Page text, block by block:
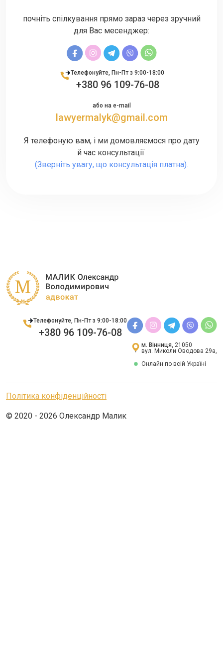
почніть спілкування прямо зараз через зручний
для Вас месенджер:
Телефонуйте, Пн-Пт з 9:00-18:00
+380 96 109-76-08
або на e-mail
lawyermalyk@gmail.com
Я телефоную вам, і ми домовляємося про дату
й час консультації
(Зверніть увагу, що консультація платна).
Телефонуйте, Пн-Пт з 9:00-18:00
+380 96 109-76-08
м. Вінниця, 21050
вул. Миколи Оводова 29а,
Онлайн по всій Україні
Політика конфіденційності
© 2020 - 2026 Олександр Малик